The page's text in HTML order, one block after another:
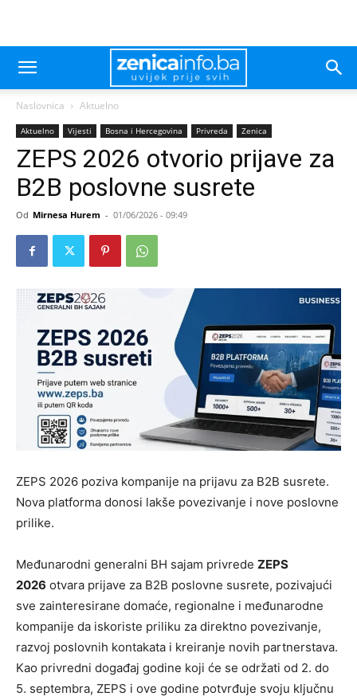
Naslovnica Aktuelno
Aktuelno Vijesti Bosna i Hercegovina Privreda Zenica
ZEPS 2026 otvorio prijave za
B2B poslovne susrete
Od Mirnesa Hurem - 01/06/2026 - 09:49
ZEPS 2026 poziva kompanije na prijavu za B2B susrete.
Nova platforma donosi lakše povezivanje i nove poslovne
prilike.
Međunarodni generalni BH sajam privrede ZEPS
2026 otvara prijave za B2B poslovne susrete, pozivajući
sve zainteresirane domaće, regionalne i međunarodne
kompanije da iskoriste priliku za direktno povezivanje,
razvoj poslovnih kontakata i kreiranje novih partnerstava.
Kao privredni događaj godine koji će se održati od 2. do
5. septembra, ZEPS i ove godine potvrđuje svoju ključnu